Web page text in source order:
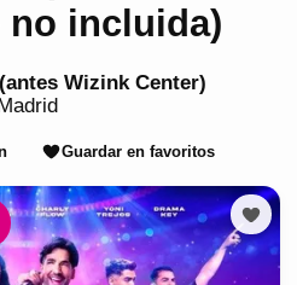
incluida)
Wizink Center)
Guardar en favoritos